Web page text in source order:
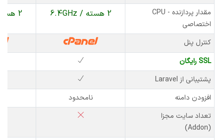
مقدار پردازنده - CPU
اختصاصی
2 هسته / 6.4GHz 2 هسته / 6.4GHz
کنترل پنل
SSL رایگان
پشتیبانی از Laravel
افزودن دامنه
نامحدود
تعداد سایت مجزا
(Addon)